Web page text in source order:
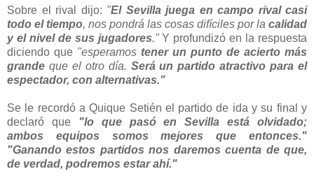
Sobre el rival dijo: "El Sevilla juega en campo rival casi
todo el tiempo, nos pondrá las cosas difíciles por la calidad
y el nivel de sus jugadores."Y profundizó en la respuesta
diciendo que "esperamos tener un punto de acierto más
grande que el otro día. Será un partido atractivo para el
espectador, con alternativas."
Se le recordó a Quique Setién el partido de ida y su final y
declaró que
"lo que pasó en Sevilla está olvidado;
ambos equipos somos mejores que entonces."
"Ganando estos partidos nos daremos cuenta de que,
de verdad, podremos estar ahí."